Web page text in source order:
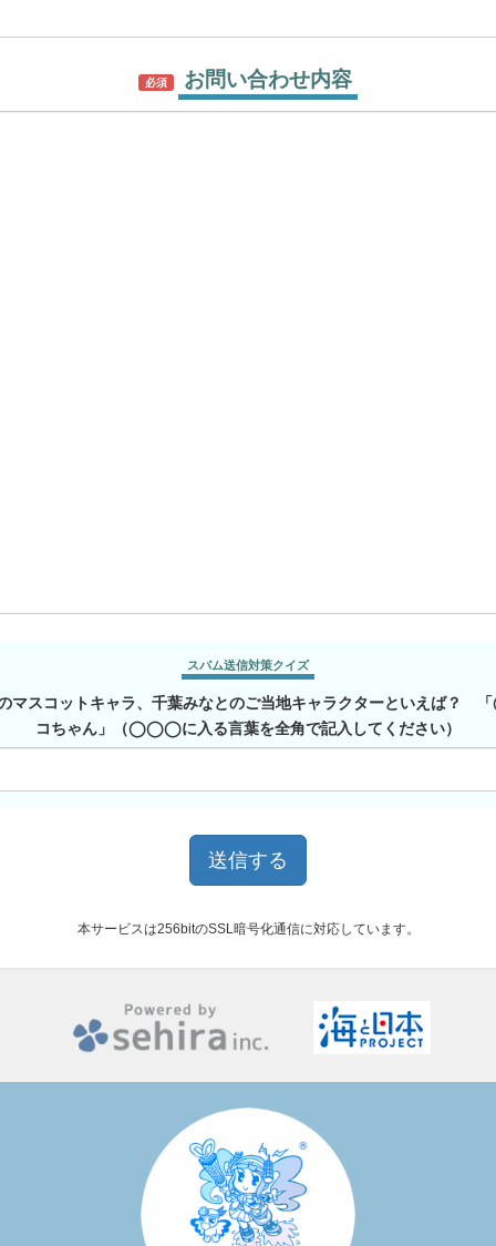
必須 お問い合わせ内容
スパム送信対策クイズ
マスコットキャラ、千葉みなとのご当地キャラクターといえば
コちゃん」（◯◯◯に入る言葉を全角で記入してください）
本サービスは256bitのSSL暗号化通信に対応しています。